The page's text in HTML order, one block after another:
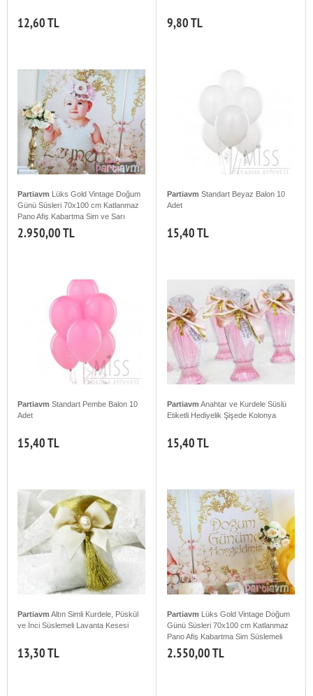
12,60 TL 9,80 TL
Partiavm Lüks Gold Vintage Doğum
Günü Süsleri 70x100 cm Katlanmaz
Pano Afiş Kabartma Sim ve Sarı
Aynalı İsim Süslemeli
2.950,00 TL
Partiavm Standart Beyaz Balon 10
Adet
15,40 TL
Partiavm Standart Pembe Balon 10
Adet
15,40 TL
Partiavm Anahtar ve Kurdele Süslü
Etiketli Hediyelik Şişede Kolonya
15,40 TL
Partiavm Altın Simli Kurdele, Püskül
ve İnci Süslemeli Lavanta Kesesi
13,30 TL
Partiavm Lüks Gold Vintage Doğum
Günü Süsleri 70x100 cm Katlanmaz
Pano Afiş Kabartma Sim Süslemeli
2.550,00 TL